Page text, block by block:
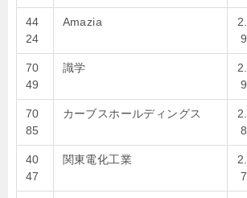
44
24
Amazia
2.
9
70
49
識学
2.
9
70
85
カーブスホールディングス
2.
8
40
47
関東電化工業
2.
7